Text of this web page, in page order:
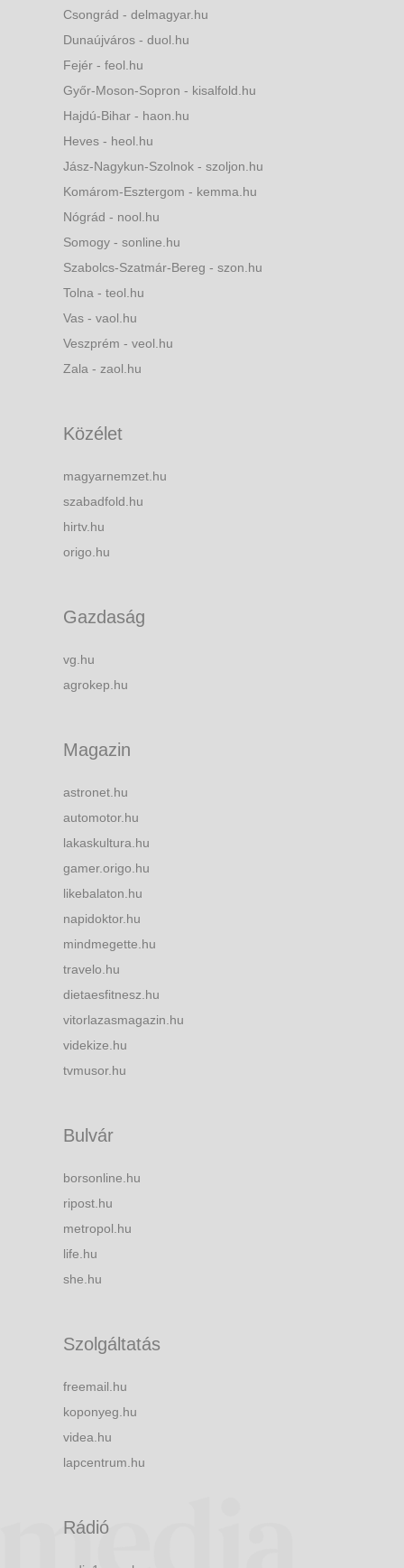
Csongrád - delmagyar.hu
Dunaújváros - duol.hu
Fejér - feol.hu
Győr-Moson-Sopron - kisalfold.hu
Hajdú-Bihar - haon.hu
Heves - heol.hu
Jász-Nagykun-Szolnok - szoljon.hu
Komárom-Esztergom - kemma.hu
Nógrád - nool.hu
Somogy - sonline.hu
Szabolcs-Szatmár-Bereg - szon.hu
Tolna - teol.hu
Vas - vaol.hu
Veszprém - veol.hu
Zala - zaol.hu
Közélet
magyarnemzet.hu
szabadfold.hu
hirtv.hu
origo.hu
Gazdaság
vg.hu
agrokep.hu
Magazin
astronet.hu
automotor.hu
lakaskultura.hu
gamer.origo.hu
likebalaton.hu
napidoktor.hu
mindmegette.hu
travelo.hu
dietaesfitnesz.hu
vitorlazasmagazin.hu
videkize.hu
tvmusor.hu
Bulvár
borsonline.hu
ripost.hu
metropol.hu
life.hu
she.hu
Szolgáltatás
freemail.hu
koponyeg.hu
videa.hu
lapcentrum.hu
Rádió